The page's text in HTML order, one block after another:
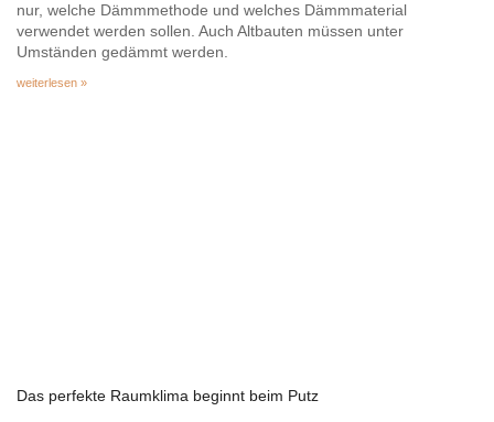
nur, welche Dämmmethode und welches Dämmmaterial
verwendet werden sollen. Auch Altbauten müssen unter
Umständen gedämmt werden.
weiterlesen »
Das perfekte Raumklima beginnt beim Putz